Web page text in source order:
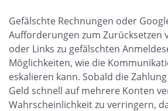
Gefälschte Rechnungen oder
Aufforderungen zum Zurücksetzen
oder Links zu gefälschten
Möglichkeiten, wie die
eskalieren kann. Sobald die
Geld schnell auf mehrere Konten
Wahrscheinlichkeit zu verringern,